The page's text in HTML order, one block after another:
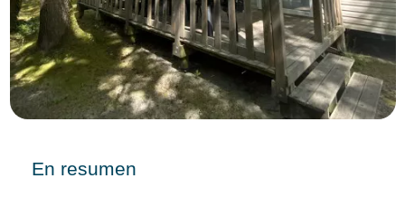
En resumen